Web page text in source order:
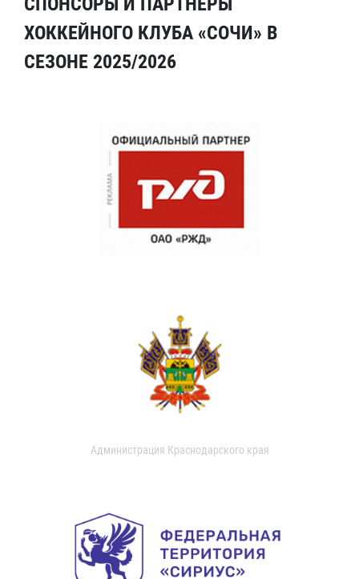
ХОККЕЙНОГО КЛУБА «СОЧИ» В
СЕЗОНЕ 2025/2026
Администрация Краснодарского края